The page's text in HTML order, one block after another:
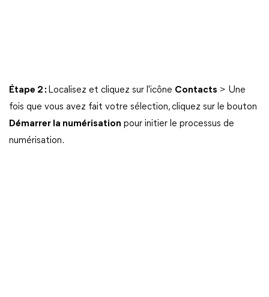
Étape 2 : Localisez et cliquez sur l'icône Contacts > Une
fois que vous avez fait votre sélection, cliquez sur le bouton
Démarrer la numérisation pour initier le processus de
numérisation.